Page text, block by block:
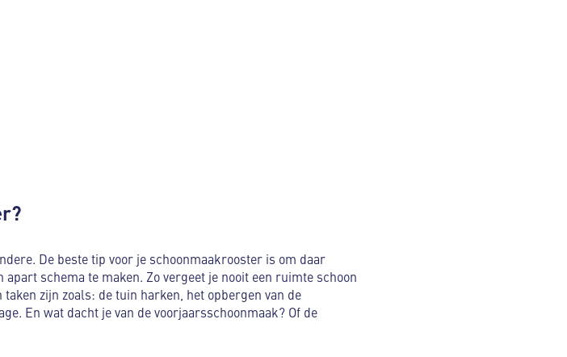
De beste tip voor je schoonmaakrooster is om daar
schema te maken. Zo vergeet je nooit een ruimte schoon
zijn zoals: de tuin harken, het opbergen van de
En wat dacht je van de voorjaarsschoonmaak? Of de